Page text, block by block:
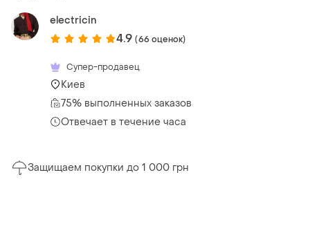
electricin
4.9 (66 оценок)
Супер-продавец
Киев
75% выполненных заказов
Отвечает в течение часа
Защищаем покупки до 1 000 грн